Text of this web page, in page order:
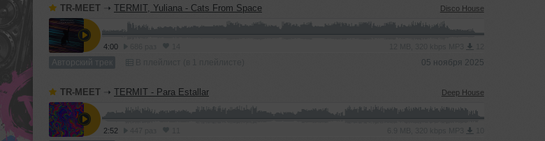
TR-MEET ➝ TERMIT, Yuliana - Cats From Space Disco House
4:00
Авторский трек 05 ноября 2025
TR-MEET ➝ TERMIT - Para Estallar Deep House
2:52